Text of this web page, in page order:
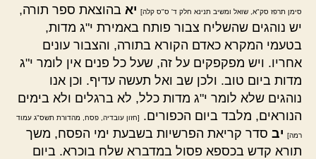
סימן תרפז סק"א, שואל ומשיב תנינא חלק ד' ס"ס קלה] יא בהוצאת ספר תורה,
יש נוהגים שהשליח צבור פותח באמירת י"ג מדות,
בטעמי המקרא כאדם הקורא בתורה, והצבור עונים
אחריו. ויש מפקפקים על זה, שעל כל פנים אין לומר י"ג
מדות ביום טוב. ולכן שב ואל תעשה עדיף. וכן אנו
נוהגים שלא לומר י"ג מדות כלל, לא ברגלים ולא בימים
הנוראים, מלבד ביום הכפורים.
[חזון עובדיה, פסח, מהדורת תשס"ג עמוד
רמה] יב סדר קריאת הפרשיות בשבעת ימי הפסח, משך
תורא קדש בכספא פסול במדברא שלח בוכרא. ביום